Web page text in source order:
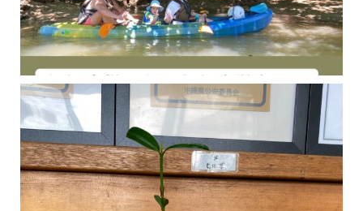
今年の1月にお店に植えたマングローブ(メヒルギ)の苗が成長してきました
マングロ